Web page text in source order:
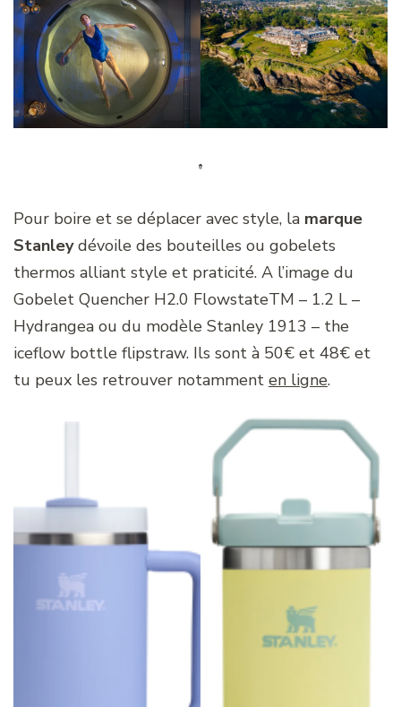
Pour boire et se déplacer avec style, la marque
Stanleydévoile des bouteilles ou gobelets
thermos alliant style et praticité. A l’image du
Gobelet Quencher H2.0 FlowstateTM – 1.2 L –
Hydrangea ou du modèle Stanley 1913 – the
iceflow bottle flipstraw. Ils sont à 50€ et 48€ et
tu peux les retrouver notamment en ligne.